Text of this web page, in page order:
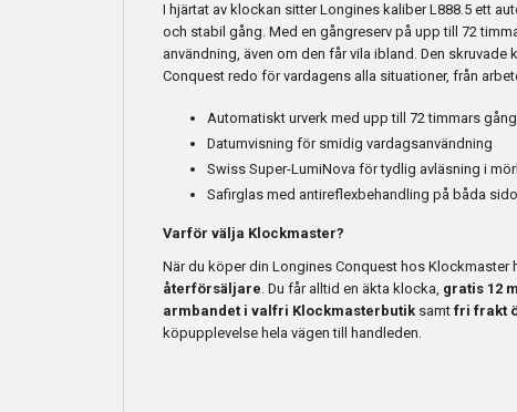
I hjärtat av klockan sitter Longines kaliber L888.5 ett
och stabil gång. Med en gångreserv på upp till 72
användning, även om den får vila ibland. Den
Conquest redo för vardagens alla situationer, från
Automatiskt urverk med upp till 72 timmars
Datumvisning för smidig vardagsanvändning
Swiss Super-LumiNova för tydlig avläsning i
Safirglas med antireflexbehandling på båda
Varför välja Klockmaster?
När du köper din Longines Conquest hos Klockmaster
återförsäljare. Du får alltid en äkta klocka, gratis 12
armbandet i valfri Klockmasterbutik samt fri frakt
köpupplevelse hela vägen till handleden.